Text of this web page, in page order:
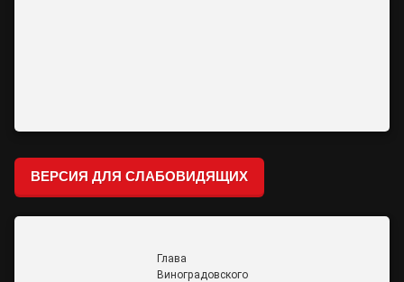
ВЕРСИЯ ДЛЯ СЛАБОВИДЯЩИХ
Глава
Виноградовского